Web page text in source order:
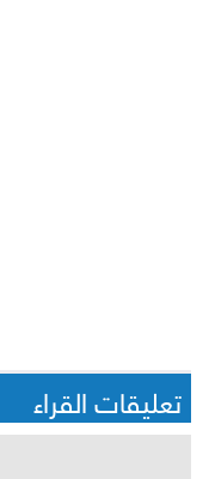
تعليقات القراء